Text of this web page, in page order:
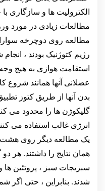
الکترولیت ها و سازگاری
مطالعات زیادی در مورد
مطالعه روی دوچرخه
رژیم کتوژنیک بودند ،
استقامت هوازی به هیچ
عضلانی آنها همانند شروع
بدن آنها از طریق کتوز
گلیکوژن ها را محدود می
انرژی غالب استفاده می
یک مطالعه دیگر روی
همان نتایج را داشتند. هر
سبزیجات سبز ، پروتئین ها
شدند. بنابراین ، حتی اگر